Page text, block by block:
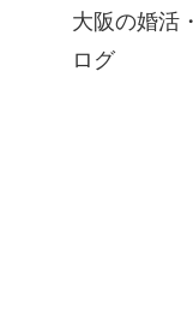
大阪の婚活
ログ